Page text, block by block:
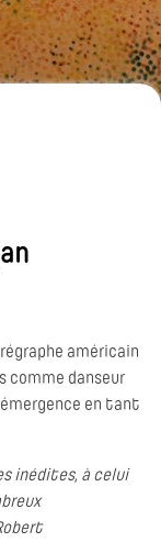
américain
comme danseur
émergence en tant
inédites, à celui